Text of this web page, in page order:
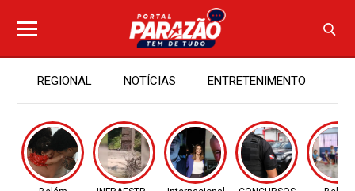
REGIONAL NOTÍCIAS ENTRETENIMENTO